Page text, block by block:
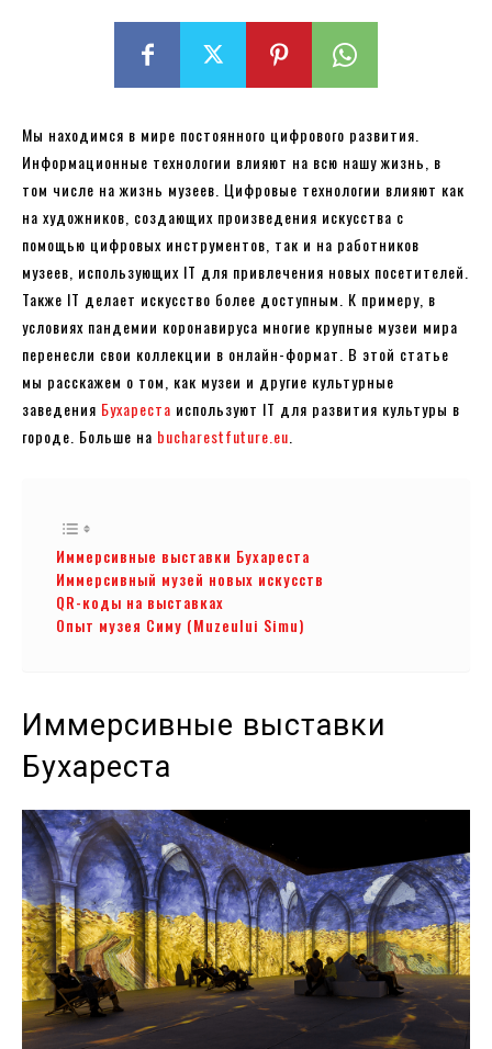
Мы находимся в мире постоянного цифрового развития.
Информационные технологии влияют на всю нашу жизнь, в
том числе на жизнь музеев. Цифровые технологии влияют как
на художников, создающих произведения искусства с
помощью цифровых инструментов, так и на работников
музеев, использующих IT для привлечения новых посетителей.
Также IT делает искусство более доступным. К примеру, в
условиях пандемии коронавируса многие крупные музеи мира
перенесли свои коллекции в онлайн-формат. В этой статье
мы расскажем о том, как музеи и другие культурные
заведения Бухареста используют IT для развития культуры в
городе. Больше на bucharestfuture.eu
Иммерсивные выставки Бухареста
Иммерсивный музей новых искусств
QR-коды на выставках
Опыт музея Симу (Muzeului Simu)
Иммерсивные выставки
Бухареста